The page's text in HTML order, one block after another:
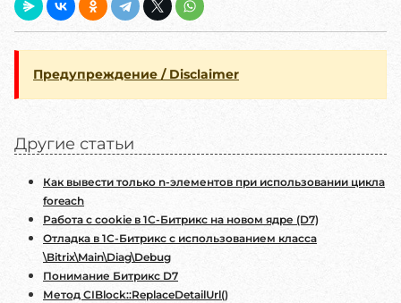
Предупреждение / Disclaimer
Другие статьи
Как вывести только n-элементов при использовании цикла
foreach
Работа с cookie в 1С-Битрикс на новом ядре (D7)
Отладка в 1С-Битрикс с использованием класса
\Bitrix\Main\Diag\Debug
Понимание Битрикс D7
Метод CIBlock::ReplaceDetailUrl()